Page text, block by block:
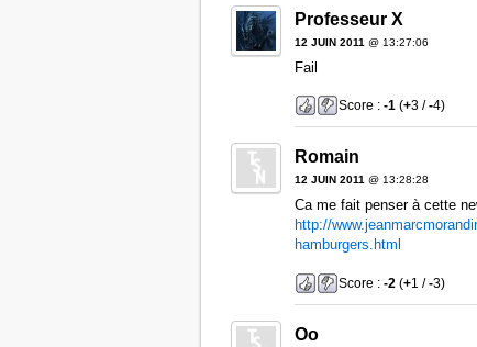
Professeur X
12 JUIN 2011 @ 13:27:06
Fail
Score : -1(+3 /-4)
Romain
12 JUIN 2011@ 13:28:28
Ca me fait penser à cette
http://
hamburgers.html
Score : -2(+1 /-3)
Oo